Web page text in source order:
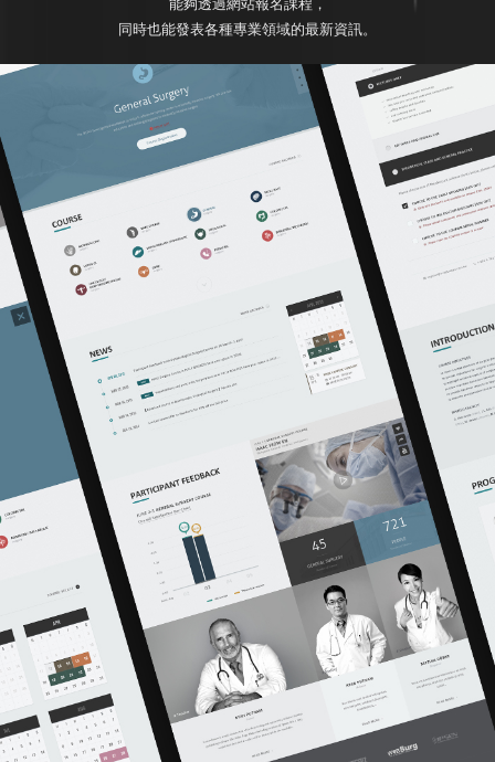
能夠透過網站報名課程，
同時也能發表各種專業領域的最新資訊。